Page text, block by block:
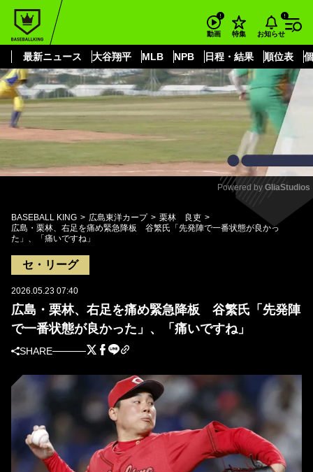
動画 特集 お知らせ
最新ニュース 大谷翔平 MLB NPB 日程・結果 順位表
もっと見る
Mute
Powered by GliaStudios
BASEBALL KING 広島東洋カープ
栗林 良吏
広島・栗林、右足を痛め緊急降板 谷繁氏「先発陣で一番状態が良かっ
た」、「痛いですね」
セ・リーグ
2026.05.23 07:40
広島・栗林、右足を痛め緊急降板 谷繁氏「先発陣
で一番状態が良かった」、「痛いですね」
SHARE